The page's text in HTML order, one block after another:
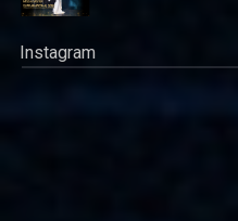
Instagram